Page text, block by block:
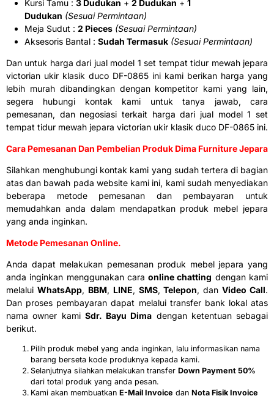
Kursi Tamu : 3 Dudukan + 2 Dudukan + 1
Dudukan (Sesuai Permintaan)
Meja Sudut : 2 Pieces (Sesuai Permintaan)
Aksesoris Bantal : Sudah Termasuk (Sesuai Permintaan)
Dan untuk harga dari jual model 1 set tempat tidur mewah jepara
victorian ukir klasik duco DF-0865 ini kami berikan harga yang
lebih murah dibandingkan dengan kompetitor kami yang lain,
segera hubungi kontak kami untuk tanya jawab, cara
pemesanan, dan negosiasi terkait harga dari jual model 1 set
tempat tidur mewah jepara victorian ukir klasik duco DF-0865 ini.
Cara Pemesanan Dan Pembelian Produk Dima Furniture Jepara
Silahkan menghubungi kontak kami yang sudah tertera di bagian
atas dan bawah pada website kami ini, kami sudah menyediakan
beberapa metode pemesanan dan pembayaran untuk
memudahkan anda dalam mendapatkan produk mebel jepara
yang anda inginkan.
Metode Pemesanan Online.
Anda dapat melakukan pemesanan produk mebel jepara yang
anda inginkan menggunakan caraonline chatting dengan kami
melalui WhatsApp, BBM, LINE, SMS,Telepon, danVideo Call.
Dan proses pembayaran dapat melalui transfer bank lokal atas
nama owner kami Sdr. Bayu Dima dengan ketentuan sebagai
berikut.
Pilih produk mebel yang anda inginkan, lalu informasikan nama
barang berseta kode produknya kepada kami.
Selanjutnya silahkan melakukan transfer Down Payment 50%
dari total produk yang anda pesan.
Kami akan membuatkan E-Mail Invoice dan Nota Fisik Invoice